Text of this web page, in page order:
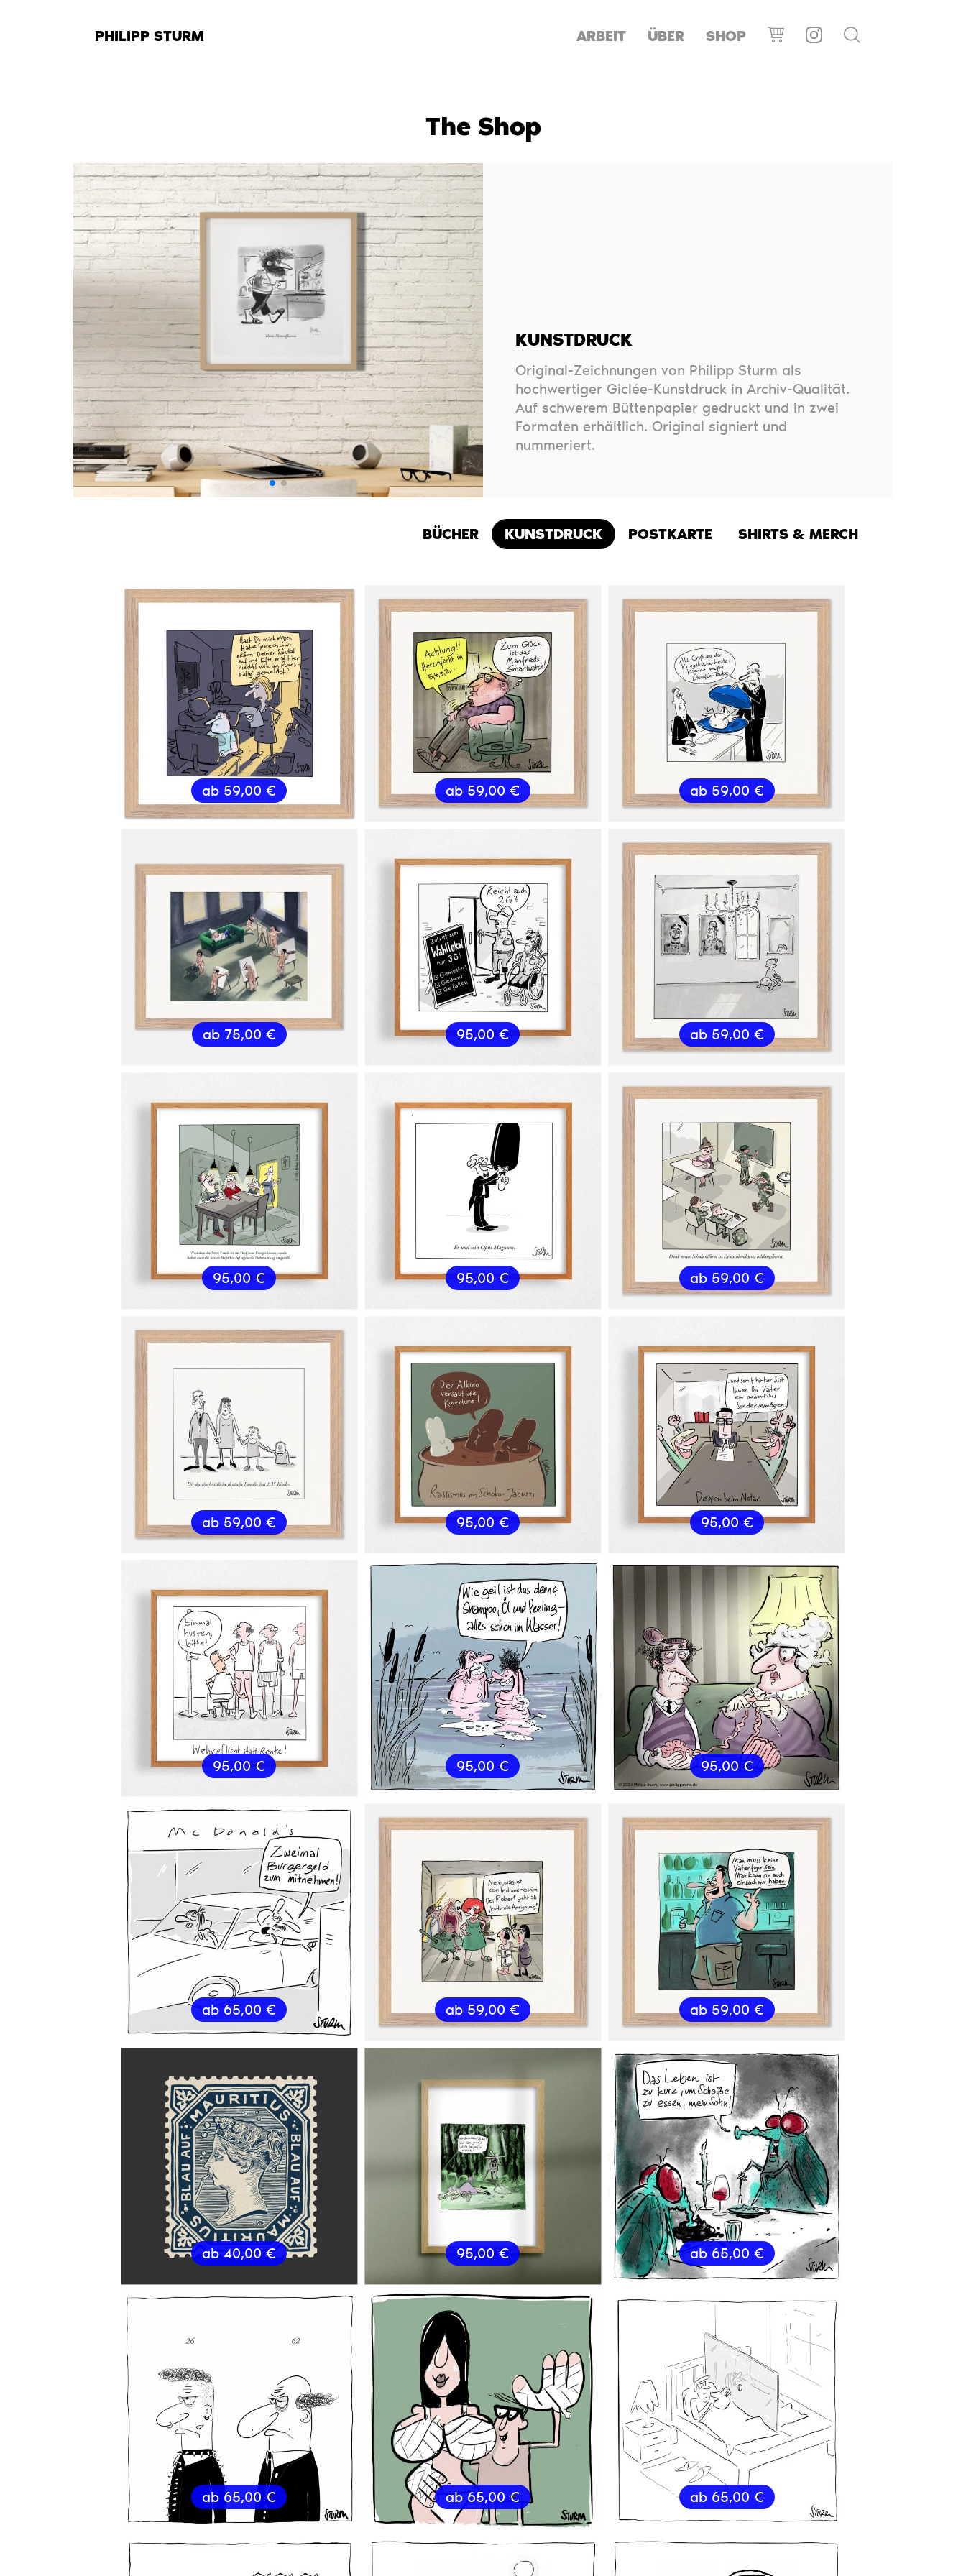
PHILIPP STURM ARBEIT ÜBER SHOP
The Shop
KUNSTDRUCK
Original-Zeichnungen von Philipp Sturm als
hochwertiger Giclée-Kunstdruck in Archiv-Qualität.
Auf schwerem Büttenpapier gedruckt und in zwei
Formaten erhältlich. Original signiert und
nummeriert.
BÜCHER KUNSTDRUCK POSTKARTE SHIRTS & MERCH
ab 59,00€ ab 59,00€ ab 59,00 €
ab 75,00 € 95,00€ ab 59,00 €
95,00€ 95,00€ ab 59,00 €
ab 59,00€ 95,00€ 95,00 €
95,00€ 95,00€ 95,00 €
ab 65,00€ ab 59,00€ ab 59,00 €
ab40,00€ 95,00€ ab 65,00 €
ab 65,00€ ab65,00€ ab 65,00 €